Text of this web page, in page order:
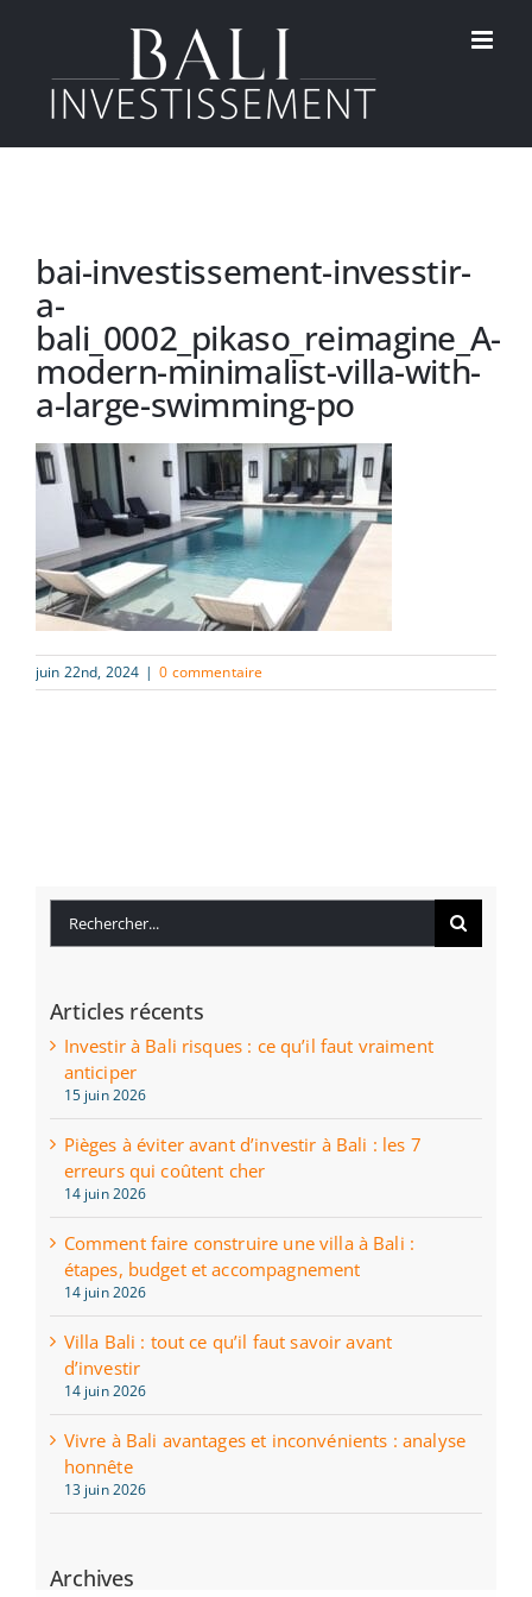
bai-investissement-invesstir-
a-
bali_0002_pikaso_reimagine_A-
modern-minimalist-villa-with-
a-large-swimming-po
juin 22nd, 2024 | 0 commentaire
Rechercher:
Articles récents
Investir à Bali risques : ce qu’il faut vraiment
anticiper
15 juin 2026
Pièges à éviter avant d’investir à Bali : les 7
erreurs qui coûtent cher
14 juin 2026
Comment faire construire une villa à Bali :
étapes, budget et accompagnement
14 juin 2026
Villa Bali : tout ce qu’il faut savoir avant
d’investir
14 juin 2026
Vivre à Bali avantages et inconvénients : analyse
honnête
13 juin 2026
Archives